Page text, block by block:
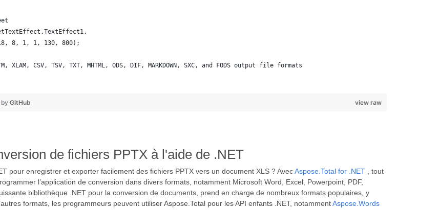
8, 1, 1, 130, 800);
XLAM, CSV, TSV, TXT, MHTML, ODS, DIF, MARKDOWN, SXC, and FODS output file formats
view raw
GitHub
de fichiers PPTX à l'aide de .NET
pour enregistrer et exporter facilement des fichiers PPTX vers un document XLS ? AvecAspose.Total for .NET , tout
l’application de conversion dans divers formats, notamment Microsoft Word, Excel, Powerpoint, PDF,
bibliothèque .NET pour la conversion de documents, prend en charge de nombreux formats populaires, y
formats, les programmeurs peuvent utiliser Aspose.Total pour les API enfants .NET, notammentAspose.Words